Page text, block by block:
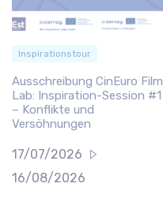
Inspirationstour
Ausschreibung CinEuro Film
Lab: Inspiration-Session #1
– Konflikte und
Versöhnungen
17/07/2026
16/08/2026